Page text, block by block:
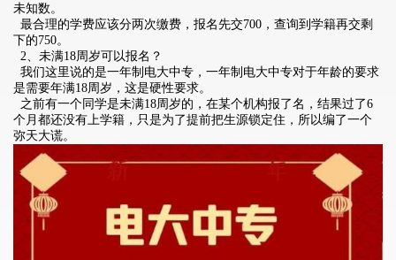
未知数。
最合理的学费应该分两次缴费，报名先交700，查询到学籍再交剩
下的750。
2、未满18周岁可以报名？
我们这里说的是一年制电大中专，一年制电大中专对于年龄的要求
是需要年满18周岁，这是硬性要求。
之前有一个同学是未满18周岁的，在某个机构报了名，结果过了6
个月都还没有上学籍，只是为了提前把生源锁定住，所以编了一个
弥天大谎。